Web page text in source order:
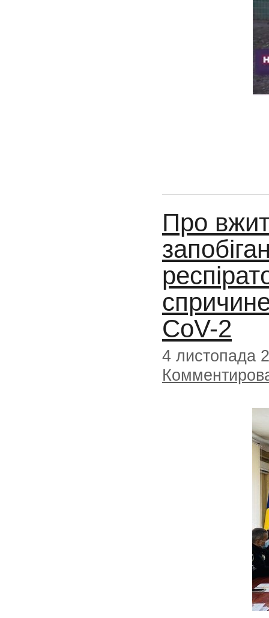
Про
CoV-2
4 листопада